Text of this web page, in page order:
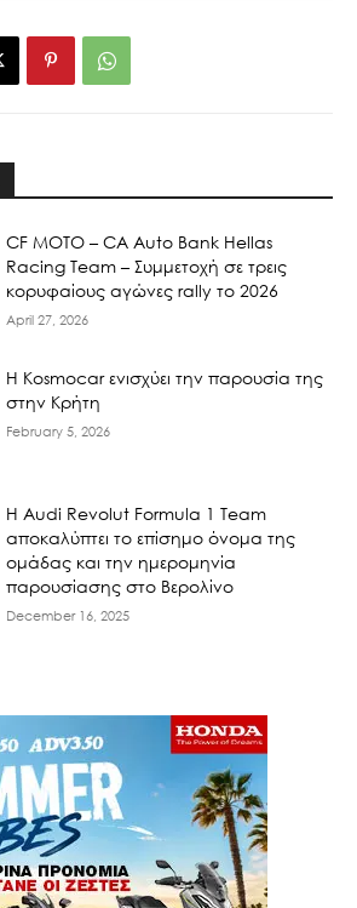
CF MOTO – CA Auto Bank Hellas
Racing Team – Συμμετοχή σε τρεις
κορυφαίους αγώνες rally το 2026
April 27, 2026
Η Kosmocar ενισχύει την παρουσία της
στην Κρήτη
February 5, 2026
Η Audi Revolut Formula 1 Team
αποκαλύπτει το επίσημο όνομα της
ομάδας και την ημερομηνία
παρουσίασης στο Βερολίνο
December 16, 2025